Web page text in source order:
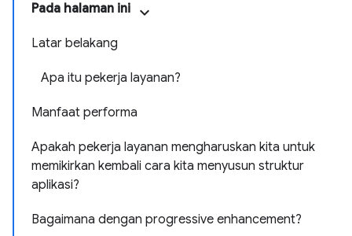
Pada halaman ini
Latar belakang
Apa itu pekerja layanan?
Manfaat performa
Apakah pekerja layanan mengharuskan kita untuk
memikirkan kembali cara kita menyusun struktur
aplikasi?
Bagaimana dengan progressive enhancement?